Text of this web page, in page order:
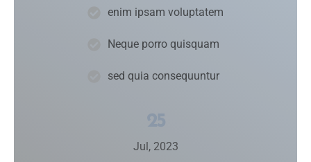
enim ipsam voluptatem
Neque porro quisquam
sed quia consequuntur
25
Jul, 2023